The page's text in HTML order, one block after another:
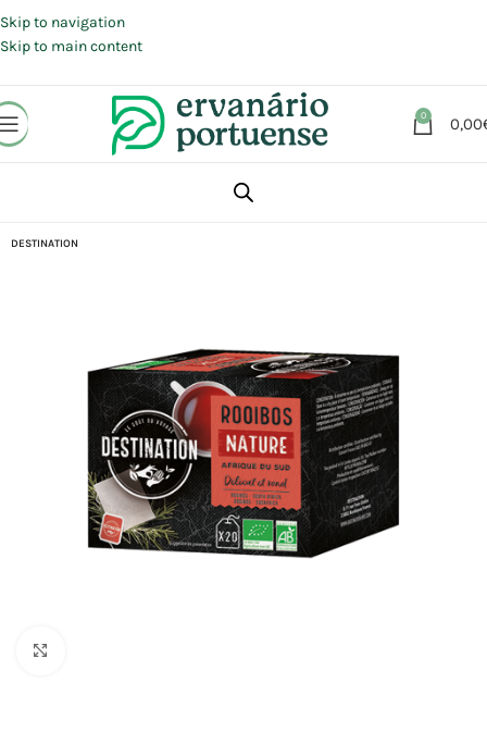
Skip to navigation
Skip to main content
0 0,00
DESTINATION